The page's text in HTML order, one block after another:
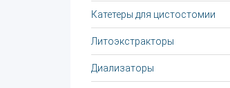
Катетеры для цистостомии
Литоэкстракторы
Диализаторы